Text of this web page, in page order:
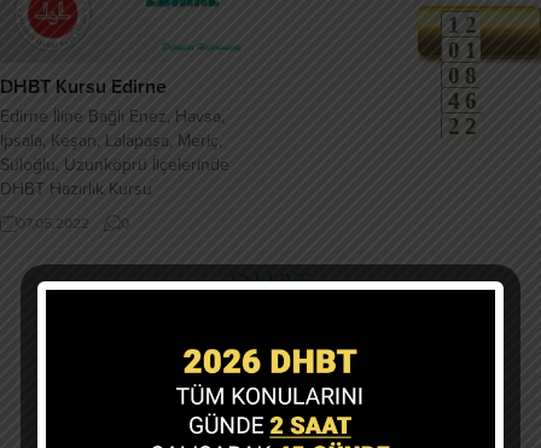
DHBT Kursu Edirne
Edirne İline Bağlı Enez, Havsa,
İpsala, Keşan, Lalapaşa, Meriç,
Süloğlu, Uzunköprü İlçelerinde
DHBT Hazırlık Kursu
07.05.2022 0
weeks
1 2
Gün
0 1
Saat
0 8
Dakika
4 6
2 2
Copyright @ 2019-2026 dhbtokulu.com
Tüm Hakları Saklıdır.